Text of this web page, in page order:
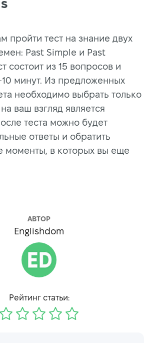
пройти тест на знание двух
Past Simple и Past
состоит из 15 вопросов и
10 минут. Из предложенных
необходимо выбрать только
ваш взгляд является
теста можно будет
ответы и обратить
моменты, в которых вы еще
АВТОР
Englishdom
Рейтинг статьи: